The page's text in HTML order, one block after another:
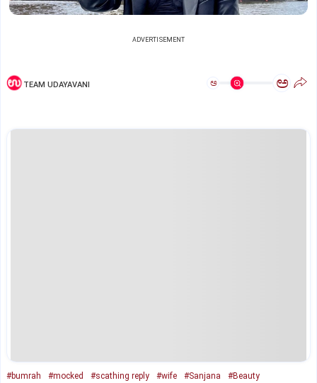
ADVERTISEMENT
TEAM UDAYAVANI ಅ ಅ
#bumrah #mocked #scathing reply #wife #Sanjana #Beauty